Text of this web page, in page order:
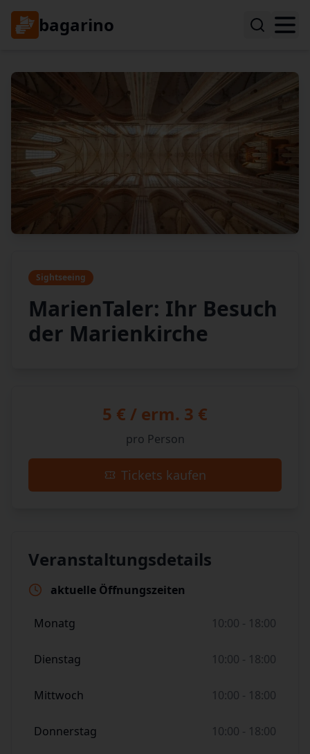
bagarino
Sightseeing
MarienTaler: Ihr Besuch
der Marienkirche
5 € / erm. 3 €
pro Person
Tickets kaufen
Veranstaltungsdetails
aktuelle Öffnungszeiten
Monatg 10:00 - 18:00
Dienstag 10:00 - 18:00
Mittwoch 10:00 - 18:00
Donnerstag 10:00 - 18:00